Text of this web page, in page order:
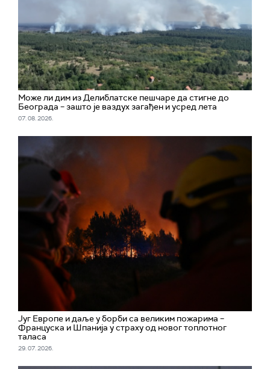
Може ли дим из Делиблатске пешчаре да стигне до
Београда – зашто је ваздух загађен и усред лета
07. 08. 2026.
Југ Европе и даље у борби са великим пожарима –
Француска и Шпанија у страху од новог топлотног
таласа
29. 07. 2026.